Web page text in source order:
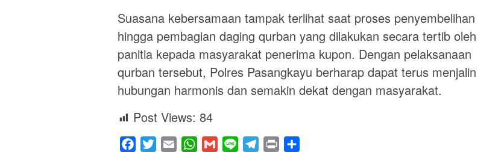
Suasana kebersamaan tampak terlihat saat proses penyembelihan
hingga pembagian daging qurban yang dilakukan secara tertib oleh
panitia kepada masyarakat penerima kupon. Dengan pelaksanaan
qurban tersebut, Polres Pasangkayu berharap dapat terus menjalin
hubungan harmonis dan semakin dekat dengan masyarakat.
Post Views: 84
Facebook
Twitter Email WhatsApp
Gmail Line Telegram
Print